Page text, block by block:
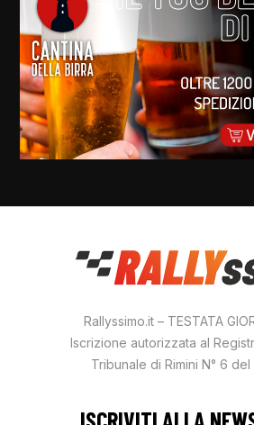
Rallyssimo.it – TESTATA
Iscrizione autorizzata al
Tribunale di Rimini N° 6 del